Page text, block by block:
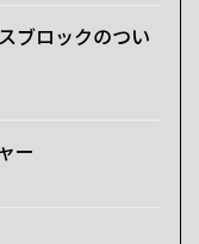
ブロックのつい
ー